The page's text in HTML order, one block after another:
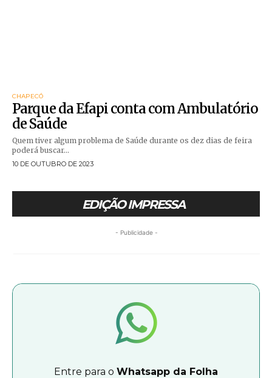
CHAPECÓ
Parque da Efapi conta com Ambulatório
de Saúde
Quem tiver algum problema de Saúde durante os dez dias de feira
poderá buscar...
10 DE OUTUBRO DE 2023
EDIÇÃO IMPRESSA
- Publicidade -
Entre para o Whatsapp da Folha